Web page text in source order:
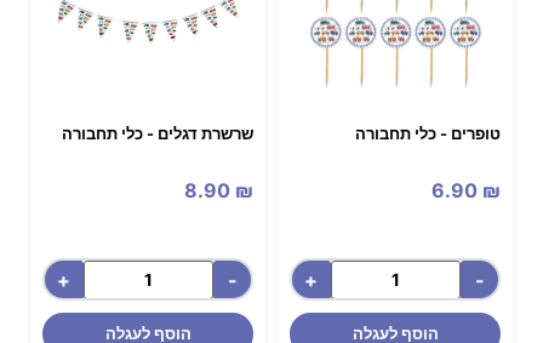
טופרים - כלי תחבורה
6.90 ₪
-
+
הוסף לעגלה
שרשרת דגלים - כלי תחבורה
8.90 ₪
-
+
הוסף לעגלה